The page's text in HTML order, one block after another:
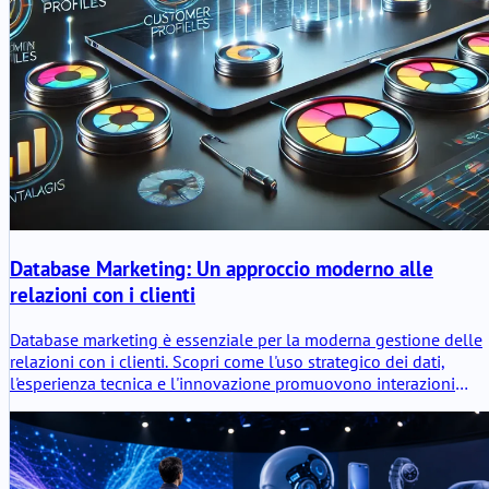
Database Marketing: Un approccio moderno alle
relazioni con i clienti
Database marketing è essenziale per la moderna gestione delle
relazioni con i clienti. Scopri come l'uso strategico dei dati,
l'esperienza tecnica e l'innovazione promuovono interazioni